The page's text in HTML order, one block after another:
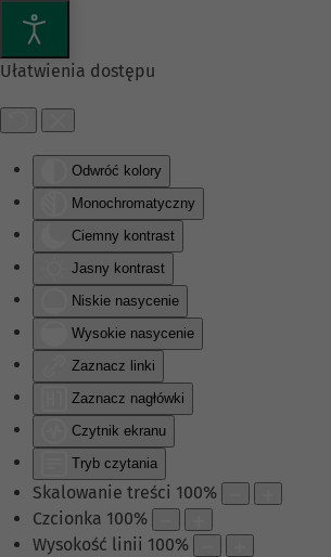
Ułatwienia dostępu
Odwróć kolory
Monochromatyczny
Ciemny kontrast
Jasny kontrast
Niskie nasycenie
Wysokie nasycenie
Zaznacz linki
Zaznacz nagłówki
Czytnik ekranu
Tryb czytania
Skalowanie treści 100%
Czcionka 100%
Wysokość linii 100%
Przejdź do głównej treści